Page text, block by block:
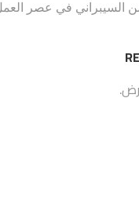
السيبراني في عصر